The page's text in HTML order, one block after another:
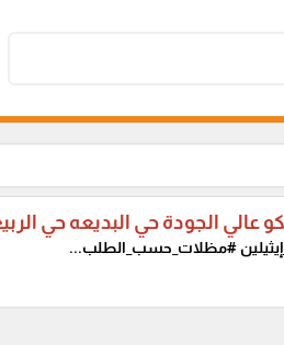
الجودة حي البديعه حي